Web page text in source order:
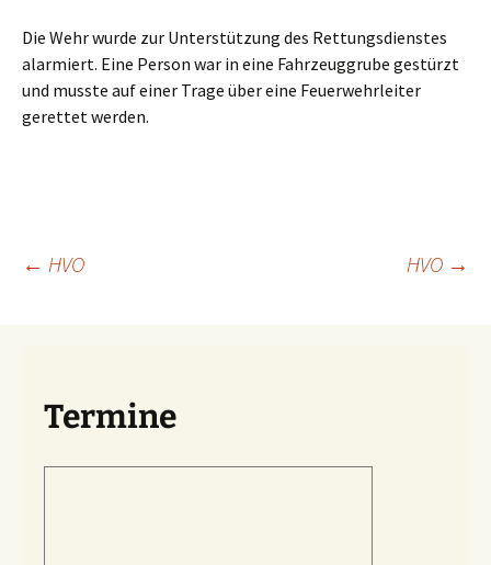
Die Wehr wurde zur Unterstützung des Rettungsdienstes
alarmiert. Eine Person war in eine Fahrzeuggrube gestürzt
und musste auf einer Trage über eine Feuerwehrleiter
gerettet werden.
Beitragsnavigation
← HVO HVO →
Termine